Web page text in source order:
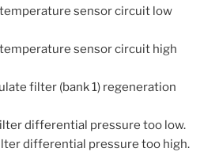
sensor circuit low
sensor circuit high
filter (bank 1) regeneration
differential pressure too low.
differential pressure too high.